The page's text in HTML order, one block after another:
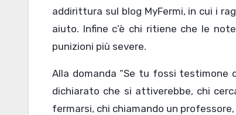
addirittura sul blog MyFermi, in cui i
aiuto. Infine c’è chi ritiene che le
punizioni più severe.
Alla domanda “Se tu fossi testimone
dichiarato che si attiverebbe, chi
fermarsi, chi chiamando un